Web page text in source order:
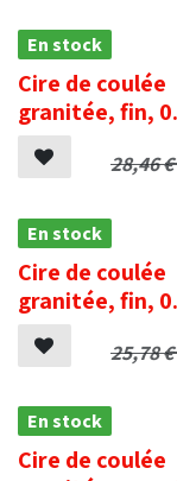
En stock
Cire de coulée
granitée, fin,
28,46€
En stock
Cire de coulée
granitée, fin,
25,78€
En stock
Cire de coulée